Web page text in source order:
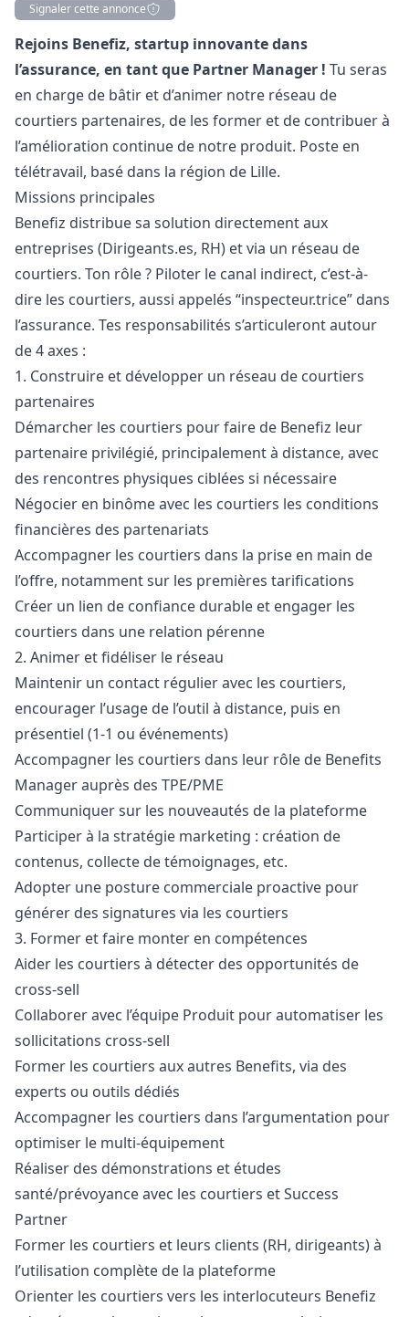
Signaler cette annonce
Description
Rejoins Benefiz, startup innovante dans
l’assurance, en tant que Partner Manager ! Tu seras
en charge de bâtir et d’animer notre réseau de
courtiers partenaires, de les former et de contribuer à
l’amélioration continue de notre produit. Poste en
télétravail, basé dans la région de Lille.
Missions principales
Benefiz distribue sa solution directement aux
entreprises (Dirigeants.es, RH) et via un réseau de
courtiers. Ton rôle ? Piloter le canal indirect, c’est-à-
dire les courtiers, aussi appelés “inspecteur.trice” dans
l’assurance. Tes responsabilités s’articuleront autour
de 4 axes :
1. Construire et développer un réseau de courtiers
partenaires
Démarcher les courtiers pour faire de Benefiz leur
partenaire privilégié, principalement à distance, avec
des rencontres physiques ciblées si nécessaire
Négocier en binôme avec les courtiers les conditions
financières des partenariats
Accompagner les courtiers dans la prise en main de
l’offre, notamment sur les premières tarifications
Créer un lien de confiance durable et engager les
courtiers dans une relation pérenne
2. Animer et fidéliser le réseau
Maintenir un contact régulier avec les courtiers,
encourager l’usage de l’outil à distance, puis en
présentiel (1-1 ou événements)
Accompagner les courtiers dans leur rôle de Benefits
Managerauprès des TPE/PME
Communiquer sur les nouveautés de la plateforme
Participer à la stratégie marketing : création de
contenus, collecte de témoignages, etc.
Adopter une posture commerciale proactive pour
générer des signatures via les courtiers
3. Former et faire monter en compétences
Aider les courtiers à détecter des opportunités de
cross-sell
Collaborer avec l’équipe Produit pour automatiser les
sollicitations cross-sell
Former les courtiers aux autres Benefits, via des
experts ou outils dédiés
Accompagner les courtiers dans l’argumentation pour
optimiser le multi-équipement
Réaliser des démonstrations et études
santé/prévoyance avec les courtiers et Success
Partner
Former les courtiers et leurs clients (RH, dirigeants) à
l’utilisation complète de la plateforme
Orienter les courtiers vers les interlocuteurs Benefiz